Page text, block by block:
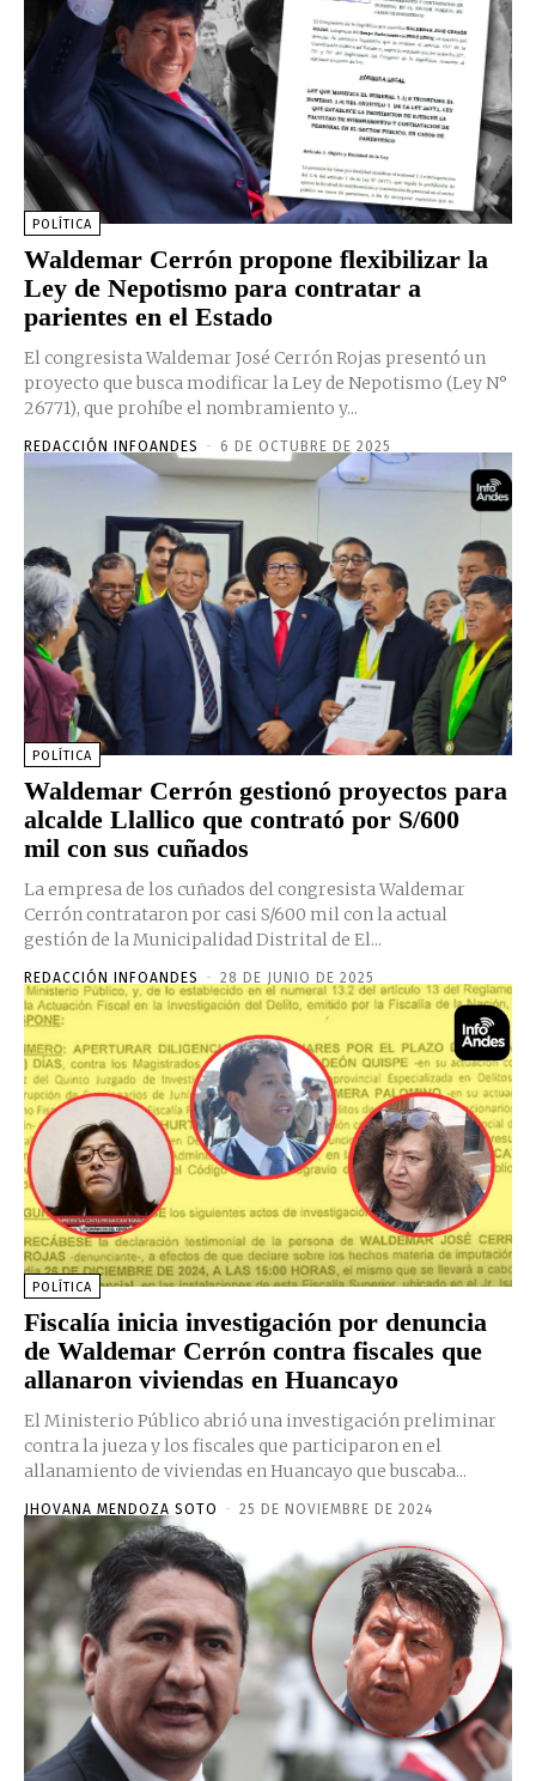
POLÍTICA
Waldemar Cerrón propone flexibilizar la
Ley de Nepotismo para contratar a
parientes en el Estado
El congresista Waldemar José Cerrón Rojas presentó un
proyecto que busca modificar la Ley de Nepotismo (Ley N°
26771), que prohíbe el nombramiento y...
REDACCIÓN INFOANDES - 6 DE OCTUBRE DE 2025
POLÍTICA
Waldemar Cerrón gestionó proyectos para
alcalde Llallico que contrató por S/600
mil con sus cuñados
La empresa de los cuñados del congresista Waldemar
Cerrón contrataron por casi S/600 mil con la actual
gestión de la Municipalidad Distrital de El...
REDACCIÓN INFOANDES - 28 DE JUNIO DE 2025
POLÍTICA
Fiscalía inicia investigación por denuncia
de Waldemar Cerrón contra fiscales que
allanaron viviendas en Huancayo
El Ministerio Público abrió una investigación preliminar
contra la jueza y los fiscales que participaron en el
allanamiento de viviendas en Huancayo que buscaba...
JHOVANA MENDOZA SOTO - 25 DE NOVIEMBRE DE 2024